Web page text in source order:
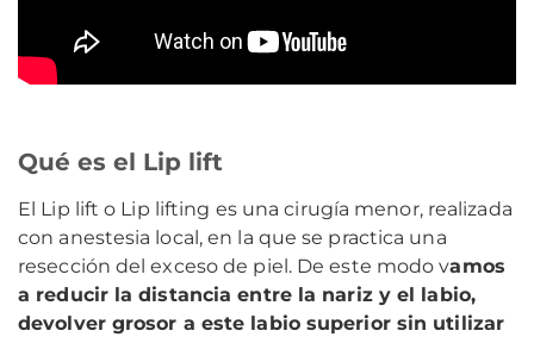
Qué es el Lip lift
El Lip lift o Lip lifting es una cirugía menor, realizada
con anestesia local, en la que se practica una
resección del exceso de piel. De este modo vamos
a reducir la distancia entre la nariz y el labio,
devolver grosor a este labio superior sin utilizar